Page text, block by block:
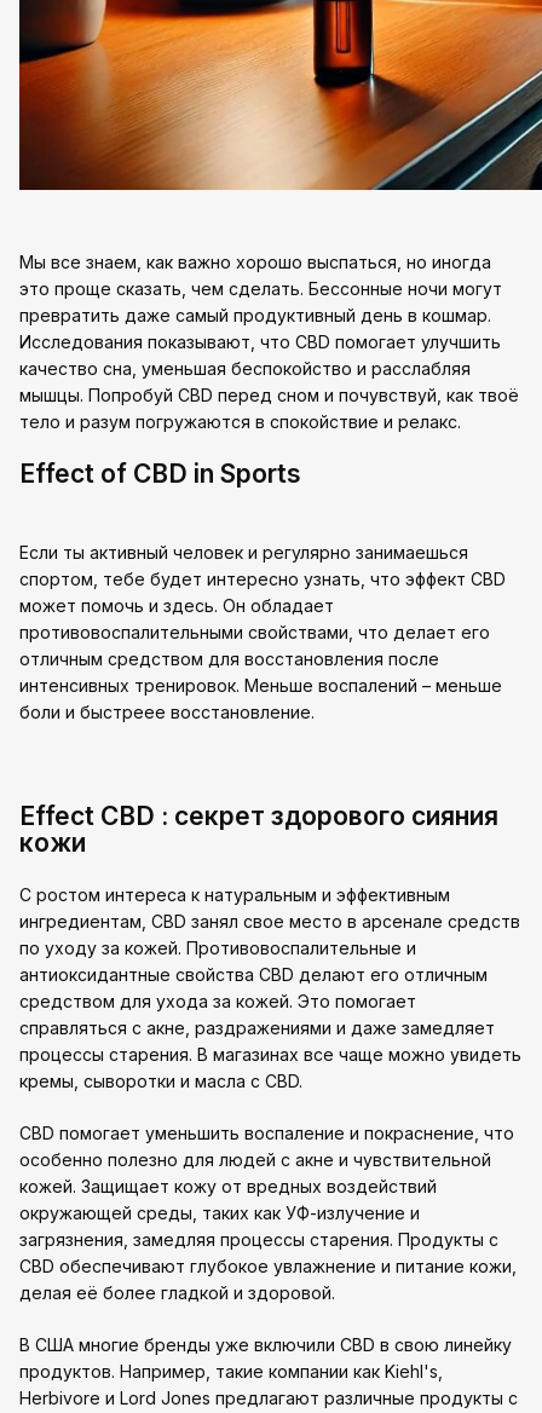
Мы все знаем, как важно хорошо выспаться, но иногда
это проще сказать, чем сделать. Бессонные ночи могут
превратить даже самый продуктивный день в кошмар.
Исследования показывают, что CBD помогает улучшить
качество сна, уменьшая беспокойство и расслабляя
мышцы. Попробуй CBD перед сном и почувствуй, как твоё
тело и разум погружаются в спокойствие и релакс.
Effect of CBD in Sports
Если ты активный человек и регулярно занимаешься
спортом, тебе будет интересно узнать, что эффект CBD
может помочь и здесь. Он обладает
противовоспалительными свойствами, что делает его
отличным средством для восстановления после
интенсивных тренировок. Меньше воспалений – меньше
боли и быстреее восстановление.
Effect CBD : секрет здорового сияния
кожи
С ростом интереса к натуральным и эффективным
ингредиентам, CBD занял свое место в арсенале средств
по уходу за кожей. Противовоспалительные и
антиоксидантные свойства CBD делают его отличным
средством для ухода за кожей. Это помогает
справляться с акне, раздражениями и даже замедляет
процессы старения. В магазинах все чаще можно увидеть
кремы, сыворотки и масла с CBD.
CBD помогает уменьшить воспаление и покраснение, что
особенно полезно для людей с акне и чувствительной
кожей. Защищает кожу от вредных воздействий
окружающей среды, таких как УФ-излучение и
загрязнения, замедляя процессы старения. Продукты с
CBD обеспечивают глубокое увлажнение и питание кожи,
делая её более гладкой и здоровой.
В США многие бренды уже включили CBD в свою линейку
продуктов. Например, такие компании как Kiehl's,
Herbivore и Lord Jones предлагают различные продукты с